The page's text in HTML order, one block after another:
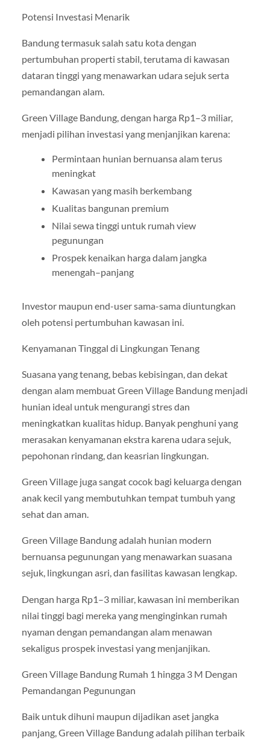
Potensi Investasi Menarik
Bandung termasuk salah satu kota dengan
pertumbuhan properti stabil, terutama di kawasan
dataran tinggi yang menawarkan udara sejuk serta
pemandangan alam.
Green Village Bandung, dengan harga Rp1–3 miliar,
menjadi pilihan investasi yang menjanjikan karena:
Permintaan hunian bernuansa alam terus
meningkat
Kawasan yang masih berkembang
Kualitas bangunan premium
Nilai sewa tinggi untuk rumah view
pegunungan
Prospek kenaikan harga dalam jangka
menengah–panjang
Investor maupun end-user sama-sama diuntungkan
oleh potensi pertumbuhan kawasan ini.
Kenyamanan Tinggal di Lingkungan Tenang
Suasana yang tenang, bebas kebisingan, dan dekat
dengan alam membuat Green Village Bandung menjadi
hunian ideal untuk mengurangi stres dan
meningkatkan kualitas hidup. Banyak penghuni yang
merasakan kenyamanan ekstra karena udara sejuk,
pepohonan rindang, dan keasrian lingkungan.
Green Village juga sangat cocok bagi keluarga dengan
anak kecil yang membutuhkan tempat tumbuh yang
sehat dan aman.
Green Village Bandung adalah hunian modern
bernuansa pegunungan yang menawarkan suasana
sejuk, lingkungan asri, dan fasilitas kawasan lengkap.
Dengan harga Rp1–3 miliar, kawasan ini memberikan
nilai tinggi bagi mereka yang menginginkan rumah
nyaman dengan pemandangan alam menawan
sekaligus prospek investasi yang menjanjikan.
Green Village Bandung Rumah 1 hingga 3 M Dengan
Pemandangan Pegunungan
Baik untuk dihuni maupun dijadikan aset jangka
panjang, Green Village Bandung adalah pilihan terbaik